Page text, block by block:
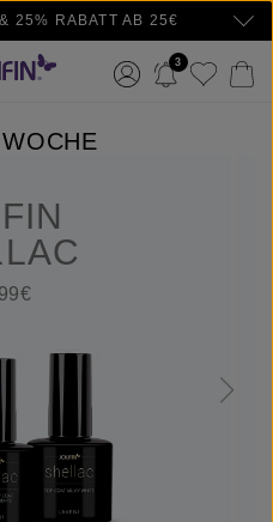
25% RABATT AB 25€
3